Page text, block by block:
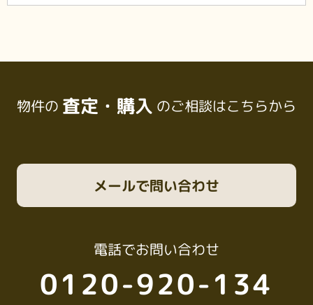
物件の 査定・購入 のご相談はこちらから
電話でお問い合わせ
0120-920-134
メールで問い合わせ